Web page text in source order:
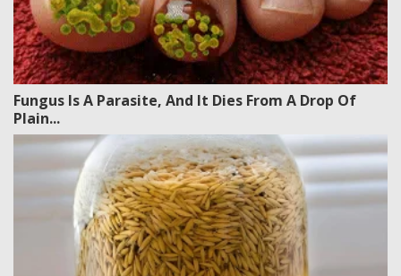
Fungus Is A Parasite, And It Dies From A Drop Of
Plain...